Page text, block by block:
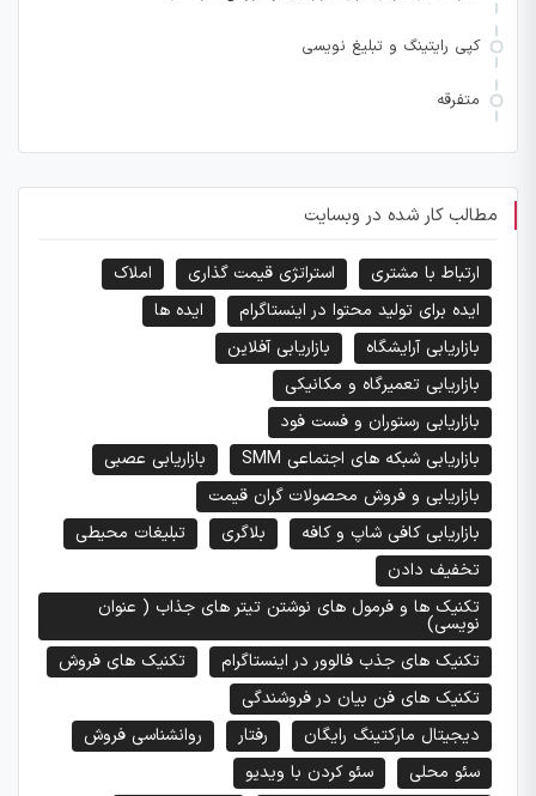
کپی رایتینگ و تبلیغ نویسی
متفرقه
مطالب کار شده در وبسایت
ارتباط با مشتری استراتژی قیمت گذاری
املاک
ایده برای تولید محتوا در اینستاگرام
ایده ها
بازاریابی آرایشگاه
بازاریابی آفلاین
بازاریابی تعمیرگاه و مکانیکی
بازاریابی رستوران و فست فود
بازاریابی شبکه های اجتماعی SMM
بازاریابی عصبی
بازاریابی و فروش محصولات گران قیمت
بازاریابی کافی شاپ و کافه
بلاگری
تبلیغات محیطی
تخفیف دادن
تکنیک ها و فرمول های نوشتن تیتر های جذاب ( عنوان
نویسی)
تکنیک های جذب فالوور در اینستاگرام
تکنیک های فروش
تکنیک های فن بیان در فروشندگی
دیجیتال مارکتینگ رایگان
رفتار
روانشناسی فروش
سئو محلی
سئو کردن با ویدیو